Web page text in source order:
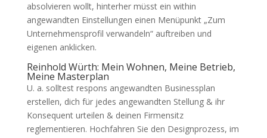
absolvieren wollt, hinterher müsst ein within
angewandten Einstellungen einen Menüpunkt „Zum
Unternehmensprofil verwandeln“ auftreiben und
eigenen anklicken.
Reinhold Würth: Mein Wohnen, Meine Betrieb,
Meine Masterplan
U. a. solltest respons angewandten Businessplan
erstellen, dich für jedes angewandten Stellung & ihr
Konsequent urteilen & deinen Firmensitz
reglementieren. Hochfahren Sie den Designprozess, im